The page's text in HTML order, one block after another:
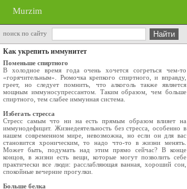
Murzim
поиск по сайту
Как укрепить иммунитет
Поменьше спиртного
В холодное время года очень хочется согреться чем-то
«горячительным». Рюмочка крепкого спиртного, и вправду,
греет, но следует помнить, что алкоголь также является
мощным иммуносупрессантом. Таким образом, чем больше
спиртного, тем слабее иммунная система.
Избегать стресса
Стресс самым что ни на есть прямым образом влияет на
иммунодефицит. Жизнедеятельность без стресса, особенно в
нашем современном мире, невозможна, но если он для вас
становится хроническим, то надо что-то в жизни менять.
Может быть, подумать над этим прямо сейчас? В конце
концов, в жизни есть вещи, которые могут позволить себе
практически все люди: расслабляющая ванная, хороший сон,
спокойные вечерние прогулки.
Больше белка